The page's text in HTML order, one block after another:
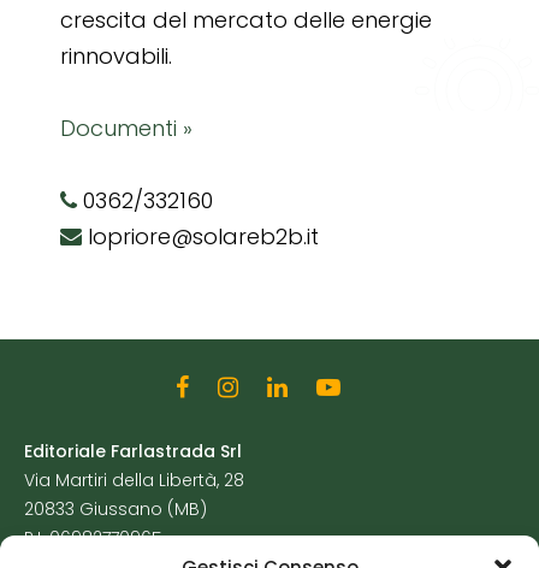
crescita del mercato delle energie
rinnovabili.
Documenti »
0362/332160
lopriore@solareb2b.it
Editoriale Farlastrada Srl
Via Martiri della Libertà, 28
20833 Giussano (MB)
P.I. 06982770965